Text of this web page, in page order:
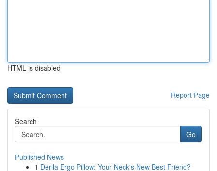
HTML is disabled
Report Page
Search
Go
Published News
1 Derila Ergo Pillow: Your Neck's New Best Friend?